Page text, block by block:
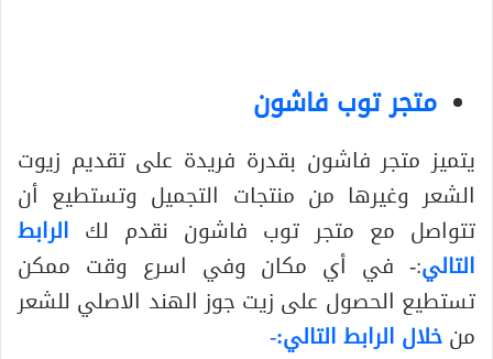
متجر توب فاشون
يتميز متجر فاشون بقدرة فريدة على تقديم زيوت
الشعر وغيرها من منتجات التجميل وتستطيع أن
تتواصل مع متجر توب فاشون نقدم لك الرابط
التالي:- في أي مكان وفي اسرع وقت ممكن
تستطيع الحصول على زيت جوز الهند الاصلي للشعر
منخلال الرابط التالي:-